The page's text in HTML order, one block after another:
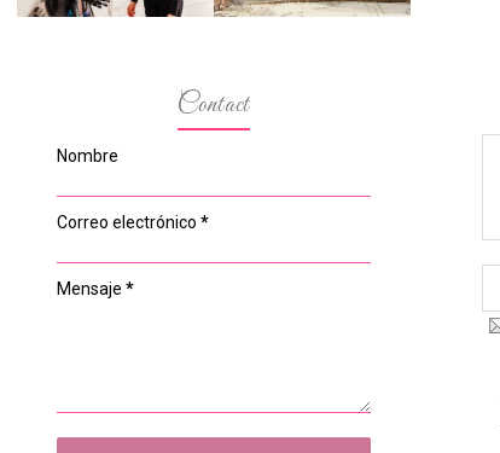
Contact
Nombre
Correo electrónico *
Mensaje *